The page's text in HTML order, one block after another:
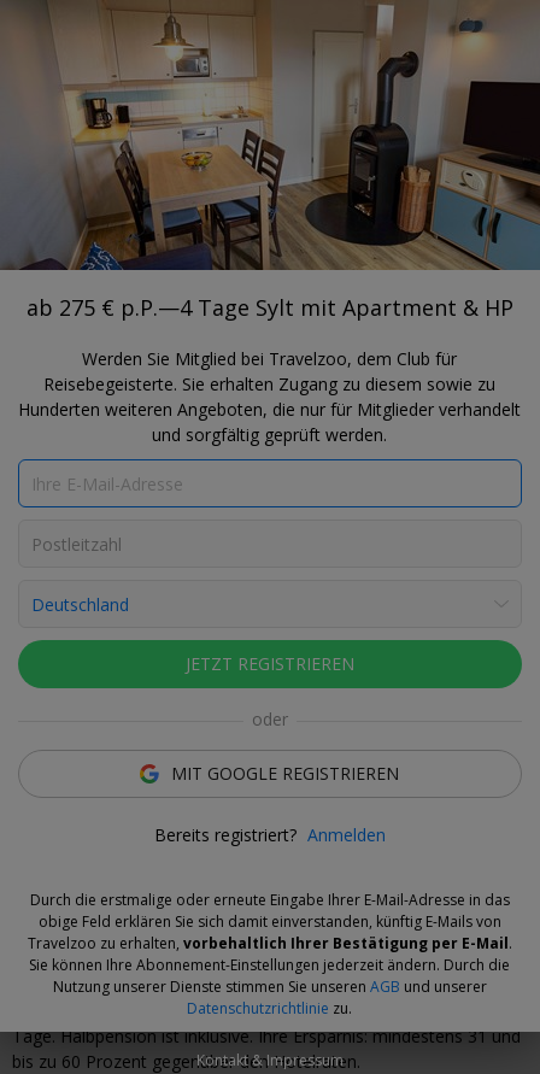
Travelzoo REGISTRIEREN
NACH TRAVELZOO-DEALS SUCHEN
SCHLESWIG-HOLSTEIN
ab 275 € p.P.—4 Tage Sylt mit
Apartment & HP
Tui Blue
Fotos ansehen
Lina van der Ende
wenn Sie bereit sind. Gutscheine sind ab Kauf 14 Tage lang
Mehr Informationen.
„Total hübsch eingerichtet mit allem, was man braucht – sogar
Küche und Kamin!“ Unsere Mitglieder fühlen sich in den
Apartments von Tui Blue Sylt besonders wohl.
Ab 275 € pro Person*(550 € zu zweit) verbringen Sie hier 4
Tage. Halbpension ist inklusive. Ihre Ersparnis: mindestens 31 und
bis zu 60 Prozent gegenüber den Hotelraten.
ab 275 € p.P.—4 Tage Sylt mit Apartment & HP
Werden Sie Mitglied bei Travelzoo, dem Club für
Reisebegeisterte. Sie erhalten Zugang zu diesem sowie zu
Hunderten weiteren Angeboten, die nur für Mitglieder verhandelt
und sorgfältig geprüft werden.
JETZT REGISTRIEREN
oder
MIT GOOGLE REGISTRIEREN
Bereits registriert? Anmelden
Durch die erstmalige oder erneute Eingabe Ihrer E-Mail-Adresse in das
obige Feld erklären Sie sich damit einverstanden, künftig E-Mails von
Travelzoo zu erhalten, vorbehaltlich Ihrer Bestätigung per E-Mail.
Sie können Ihre Abonnement-Einstellungen jederzeit ändern. Durch die
Nutzung unserer Dienste stimmen Sie unseren AGB und unserer
Datenschutzrichtlinie zu.
Kontakt & Impressum